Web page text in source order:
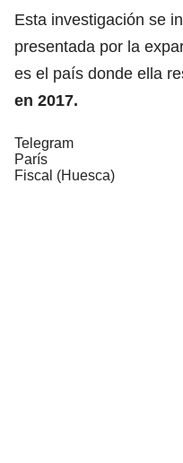
Esta investigación se
presentada por la
es el país donde ella
en 2017.
Telegram
París
Fiscal (Huesca)